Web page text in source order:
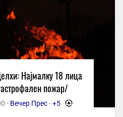
Најмалку 18 лица
пожар/
- Вечер Прес-+5 -